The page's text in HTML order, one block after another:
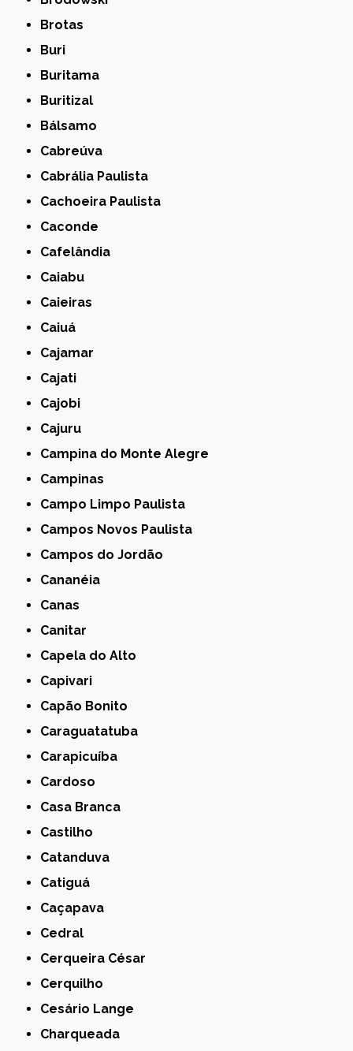
Brotas
Buri
Buritama
Buritizal
Bálsamo
Cabreúva
Cabrália Paulista
Cachoeira Paulista
Caconde
Cafelândia
Caiabu
Caieiras
Caiuá
Cajamar
Cajati
Cajobi
Cajuru
Campina do Monte Alegre
Campinas
Campo Limpo Paulista
Campos Novos Paulista
Campos do Jordão
Cananéia
Canas
Canitar
Capela do Alto
Capivari
Capão Bonito
Caraguatatuba
Carapicuíba
Cardoso
Casa Branca
Castilho
Catanduva
Catiguá
Caçapava
Cedral
Cerqueira César
Cerquilho
Cesário Lange
Charqueada